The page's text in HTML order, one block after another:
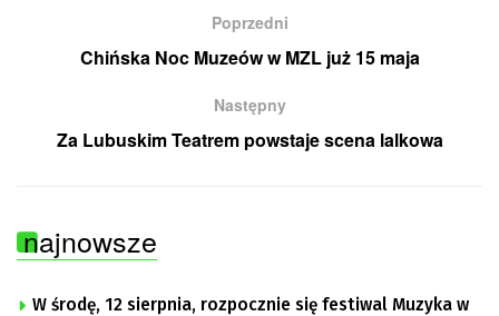
Poprzedni
Chińska Noc Muzeów w MZL już 15 maja
Następny
Za Lubuskim Teatrem powstaje scena lalkowa
najnowsze
W środę, 12 sierpnia, rozpocznie się festiwal Muzyka w